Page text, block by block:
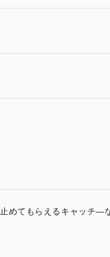
めてもらえるキャッチ―